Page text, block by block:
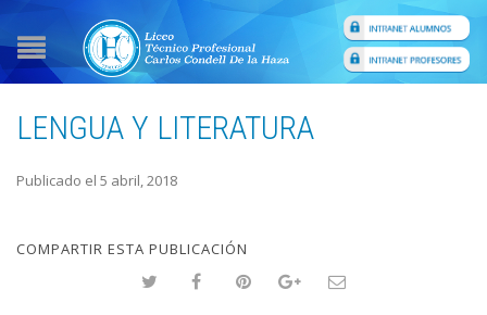
LENGUA Y LITERATURA
Publicado el 5 abril, 2018
COMPARTIR ESTA PUBLICACIÓN